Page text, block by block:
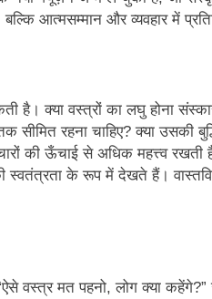
आत्मसम्मान और व्यवहार में
क्या वस्त्रों का लघु होना
रहना चाहिए? क्या उसकी
की ऊँचाई से अधिक महत्त्व
के रूप में देखते हैं।
वस्त्र मत पहनो, लोग क्या